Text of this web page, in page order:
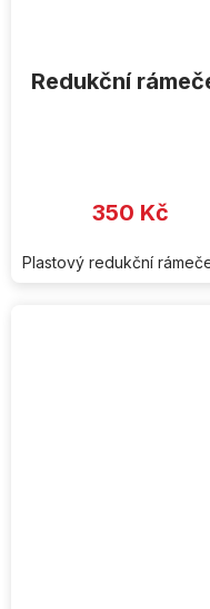
Redukční
hvězdiček.
350 Kč
Plastový redukční